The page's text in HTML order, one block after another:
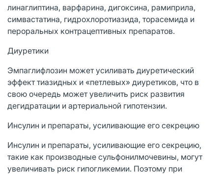
линаглиптина, варфарина, дигоксина, рамиприла,
симвастатина, гидрохлоротиазида, торасемида и
пероральных контрацептивных препаратов.
Диуретики
Эмпаглифлозин может усиливать диуретический
эффект тиазидных и «петлевых» диуретиков, что в
свою очередь может увеличить риск развития
дегидратации и артериальной гипотензии.
Инсулин и препараты, усиливающие его секрецию
Инсулин и препараты, усиливающие его секрецию,
такие как производные сульфонилмочевины, могут
увеличивать риск гипогликемии. Поэтому при